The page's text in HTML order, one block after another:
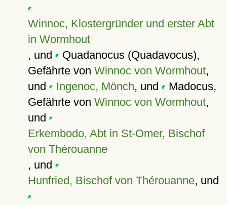
Winnoc, Klostergründer und erster Abt
in Wormhout
, und
Quadanocus (Quadavocus),
Gefährte von Winnoc von Wormhout,
und
Ingenoc, Mönch, und
Madocus,
Gefährte von Winnoc von Wormhout,
und
Erkembodo, Abt in St-Omer, Bischof
von Thérouanne
, und
Hunfried, Bischof von Thérouanne, und